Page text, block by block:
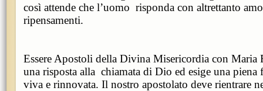
così attende che l’uomo risponda con altrettanto
ripensamenti.
Essere Apostoli della Divina Misericordia con Maria
una risposta alla chiamata di Dio ed esige una piena
viva e rinnovata. Il nostro apostolato deve rientrare